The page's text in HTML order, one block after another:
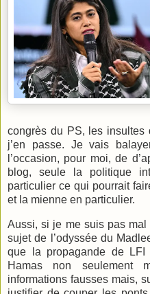
congrès du PS, les insultes
j’en passe. Je vais
l’occasion, pour moi, de
blog, seule la politique
particulier ce qui pourrait
et la mienne en particulier.
Aussi, si je me suis pas
sujet de l’odyssée du
que la propagande de
Hamas non seulement
informations fausses mais,